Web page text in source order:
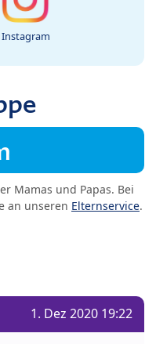
Instagram
Mamas und Papas. Bei
an unseren Elternservice.
1. Dez 2020 19:22